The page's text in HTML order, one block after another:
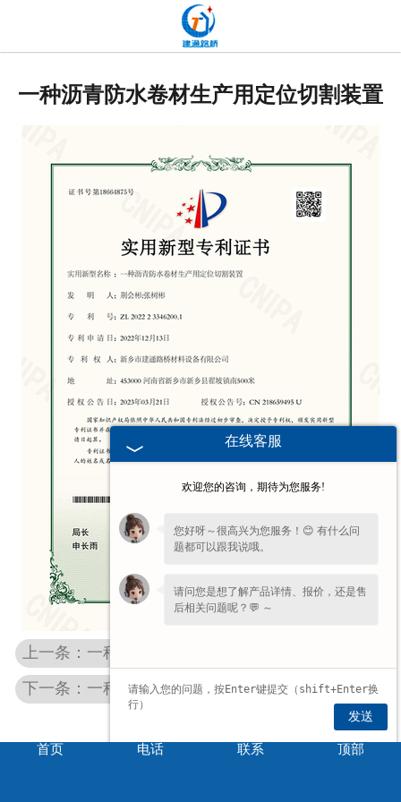
新闻中心
发货现场
工程案例
一种沥青防水卷材生产用定位切割装置
上一条：一种沥青防水卷材生产用切割设备
下一条：一种沥青储存装置
首页 电话 联系 顶部
在线客服
欢迎您的咨询，期待为您服务!
您好呀～很高兴为您服务！😊 有什么问
题都可以跟我说哦。
请问您是想了解产品详情、报价，还是售
后相关问题呢？💬 ～
发送